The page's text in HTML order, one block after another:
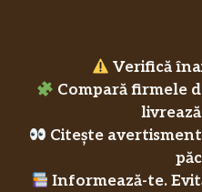
Verifică
Compară firmele
Citește
Informează-te.